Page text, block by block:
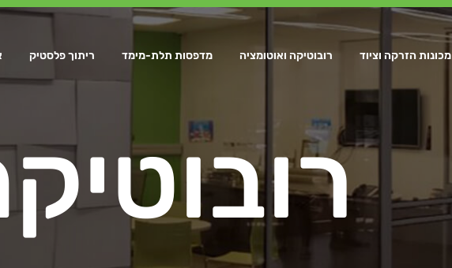
מכונות הזרקה וציוד רובוטיקה ואוטומציה מדפסות תלת-מימד ריתוך פלסטיק